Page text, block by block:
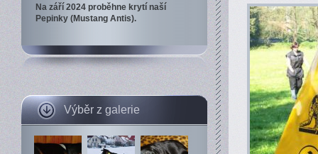
Na září 2024 proběhne krytí naší
Pepinky (Mustang Antis).
Výběr z galerie